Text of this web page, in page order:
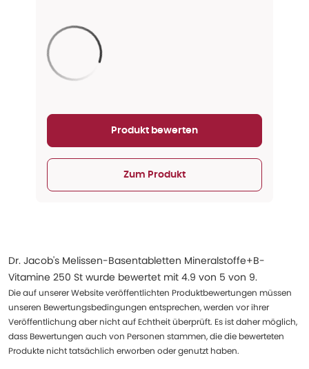
Aktualisieren...
Produkt bewerten
Zum Produkt
Dr. Jacob's Melissen-Basentabletten Mineralstoffe+B-
Vitamine 250 St wurde bewertet mit 4.9 von 5 von 9.
Die auf unserer Website veröffentlichten Produktbewertungen müssen
unseren Bewertungsbedingungen entsprechen, werden vor ihrer
Veröffentlichung aber nicht auf Echtheit überprüft. Es ist daher möglich,
dass Bewertungen auch von Personen stammen, die die bewerteten
Produkte nicht tatsächlich erworben oder genutzt haben.